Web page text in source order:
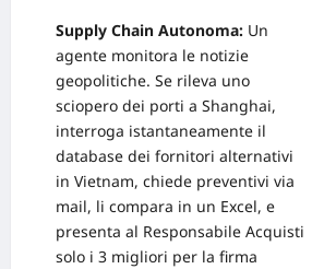
Supply Chain Autonoma: Un
agente monitora le notizie
geopolitiche. Se rileva uno
sciopero dei porti a Shanghai,
interroga istantaneamente il
database dei fornitori alternativi
in Vietnam, chiede preventivi via
mail, li compara in un Excel, e
presenta al Responsabile Acquisti
solo i 3 migliori per la firma